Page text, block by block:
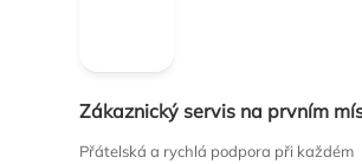
Zákaznický servis na prvním
Přátelská a rychlá podpora při každém